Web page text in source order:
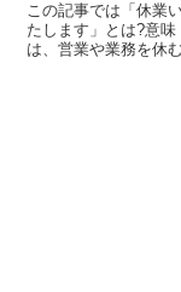
この記事では「休業
たします」とは?意
は、営業や業務を休